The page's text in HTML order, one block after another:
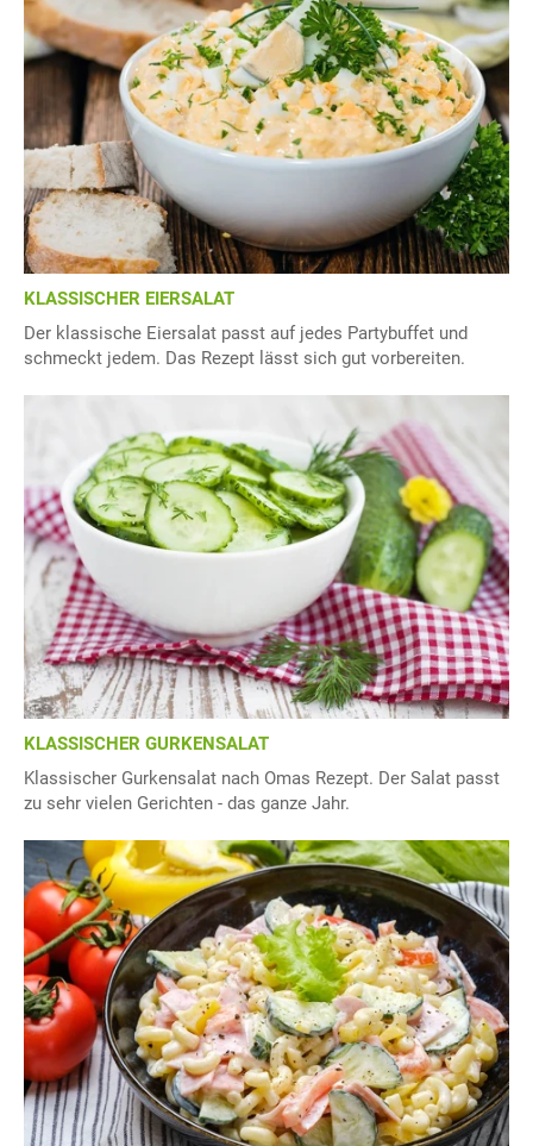
KLASSISCHER EIERSALAT
Der klassische Eiersalat passt auf jedes Partybuffet und
schmeckt jedem. Das Rezept lässt sich gut vorbereiten.
KLASSISCHER GURKENSALAT
Klassischer Gurkensalat nach Omas Rezept. Der Salat passt
zu sehr vielen Gerichten - das ganze Jahr.